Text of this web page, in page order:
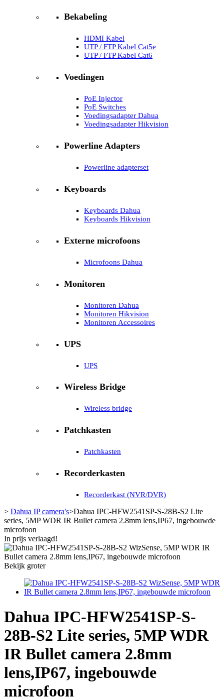
Bekabeling
HDMI Kabel
UTP / FTP Kabel Cat5e
UTP / FTP Kabel Cat6
Voedingen
PoE Injector
PoE Switches
Voedingsadapter Dahua
Voedingsadapter Hikvision
Powerline Adapters
Powerline adapterset
Keyboards
Keyboards Dahua
Keyboards Hikvision
Externe microfoons
Microfoons Dahua
Monitoren
Monitoren Dahua
Monitoren Hikvision
Monitoren Accessoires
UPS
UPS
Wireless Bridge
Wireless bridge
Patchkasten
Patchkasten
Recorderkasten
Recorderkast (NVR/DVR)
> Dahua IP camera's>Dahua IPC-HFW2541SP-S-28B-S2 Lite
series, 5MP WDR IR Bullet camera 2.8mm lens,IP67, ingebouwde
microfoon
In prijs verlaagd!
Bekijk groter
Dahua IPC-HFW2541SP-S-
28B-S2 Lite series, 5MP WDR
IR Bullet camera 2.8mm
lens,IP67, ingebouwde
microfoon